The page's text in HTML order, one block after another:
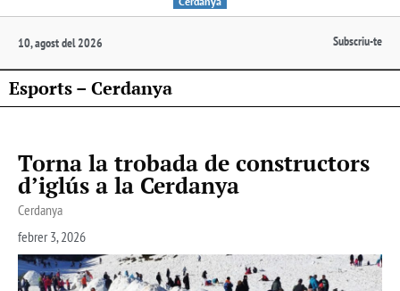
10, agost del 2026 Subscriu-te
Esports – Cerdanya
Torna la trobada de constructors
d’iglús a la Cerdanya
Cerdanya
febrer 3, 2026